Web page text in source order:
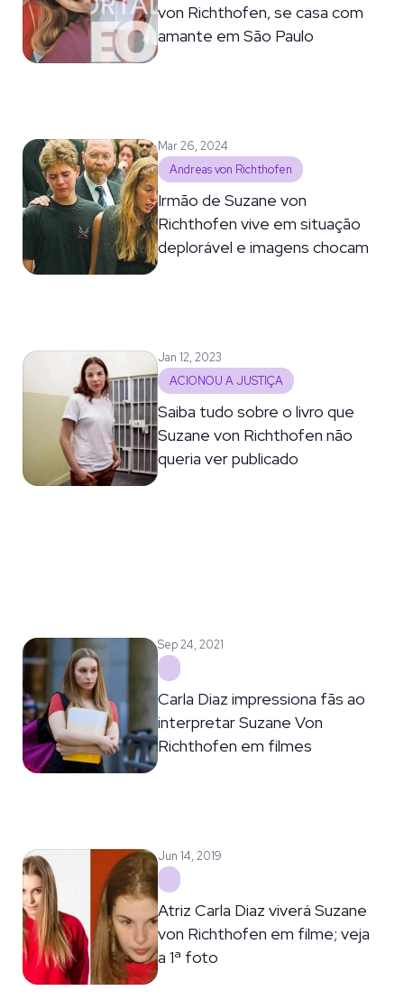
von Richthofen, se casa com
amante em São Paulo
Mar 26, 2024
Andreas von Richthofen
Irmão de Suzane von
Richthofen vive em situação
deplorável e imagens chocam
Jan 12, 2023
ACIONOU A JUSTIÇA
Saiba tudo sobre o livro que
Suzane von Richthofen não
queria ver publicado
Sep 24, 2021
Carla Diaz impressiona fãs ao
interpretar Suzane Von
Richthofen em filmes
Jun 14, 2019
Atriz Carla Diaz viverá Suzane
von Richthofen em filme; veja
a 1ª foto